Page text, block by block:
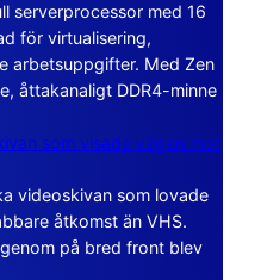
serverprocessor med 16
för virtualisering,
arbetsuppgifter. Med Zen
åttakanaligt DDR4-minne
som visade vägen mot
videoskivan som lovade
åtkomst än VHS.
på bred front blev